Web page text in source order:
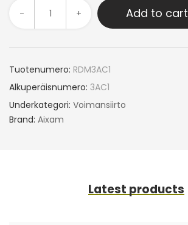
- + Add to cart
Tuotenumero: RDM3AC1
Alkuperäisnumero: 3AC1
Underkategori: Voimansiirto
Brand: Aixam
Latest products